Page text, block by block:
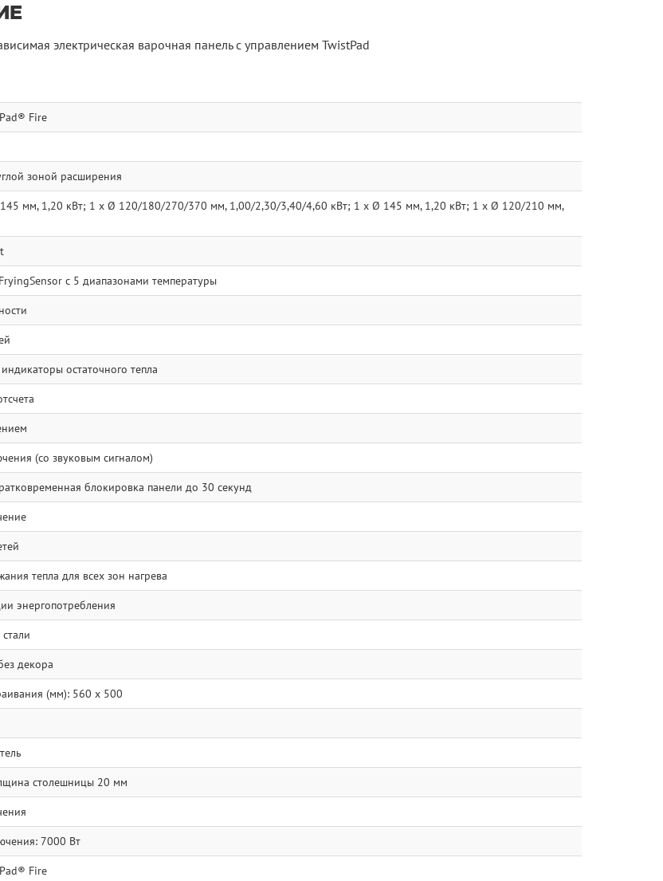
электрическая варочная панель с управлением TwistPad
Fire
зоной расширения
мм, 1,20 кВт; 1 x Ø 120/180/270/370 мм, 1,00/2,30/3,40/4,60 кВт; 1 x Ø 145 мм, 1,20 кВт; 1 x Ø 120/210 мм,
с 5 диапазонами температуры
остаточного тепла
(со звуковым сигналом)
блокировка панели до 30 секунд
тепла для всех зон нагрева
энергопотребления
декора
(мм): 560 x 500
столешницы 20 мм
7000 Вт
Fire